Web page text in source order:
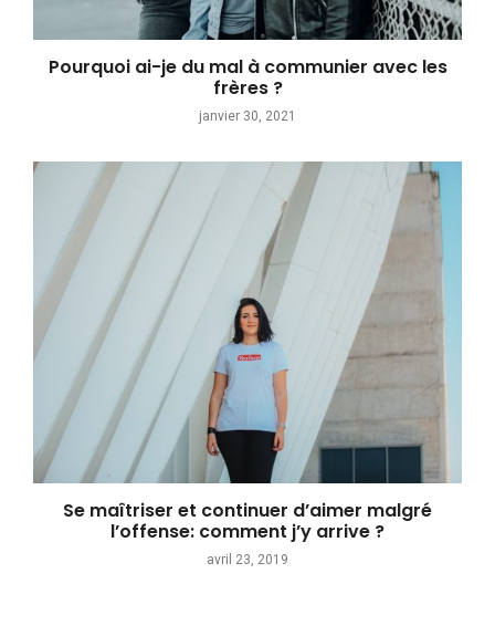
Pourquoi ai-je du mal à communier avec les
frères ?
janvier 30, 2021
Se maîtriser et continuer d’aimer malgré
l’offense: comment j’y arrive ?
avril 23, 2019